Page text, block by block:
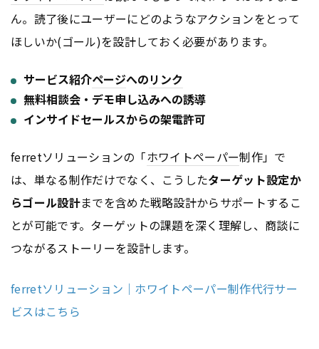
ん。読了後にユーザーにどのようなアクションをとって
ほしいか(ゴール)を設計しておく必要があります。
サービス紹介ページへのリンク
無料相談会・デモ申し込みへの誘導
インサイドセールスからの架電許可
ferretソリューションの「ホワイトペーパー制作」で
は、単なる制作だけでなく、こうしたターゲット設定か
らゴール設計までを含めた戦略設計からサポートするこ
とが可能です。ターゲットの課題を深く理解し、商談に
つながるストーリーを設計します。
ferretソリューション｜ホワイトペーパー制作代行サー
ビスはこちら